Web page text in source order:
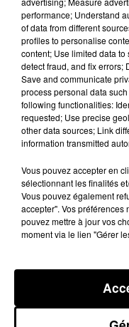
07/08/
07/08/
07/08/
performance; Understand
of data from different
profiles to personalise
content; Use limited data
detect fraud, and fix errors;
Save and communicate
process personal data
following functionalities:
requested; Use precise
other data sources; Link
information transmitted
Vous pouvez accepter en
sélectionnant les finalités
Vous pouvez également
accepter". Vos préférences
pouvez mettre à jour vos
moment via le lien "Gérer